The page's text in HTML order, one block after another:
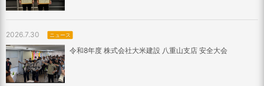
2026.7.30 ニュース
令和8年度 株式会社大米建設 八重山支店 安全大会